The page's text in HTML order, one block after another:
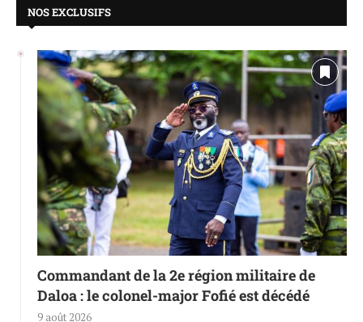
NOS EXCLUSIFS
Commandant de la 2e région militaire de
Daloa : le colonel-major Fofié est décédé
9 août 2026